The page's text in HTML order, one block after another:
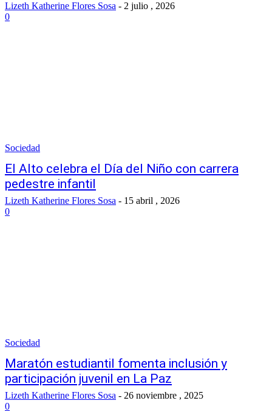
Lizeth Katherine Flores Sosa - 2 julio , 2026
0
Sociedad
El Alto celebra el Día del Niño con carrera
pedestre infantil
Lizeth Katherine Flores Sosa - 15 abril , 2026
0
Sociedad
Maratón estudiantil fomenta inclusión y
participación juvenil en La Paz
Lizeth Katherine Flores Sosa - 26 noviembre , 2025
0